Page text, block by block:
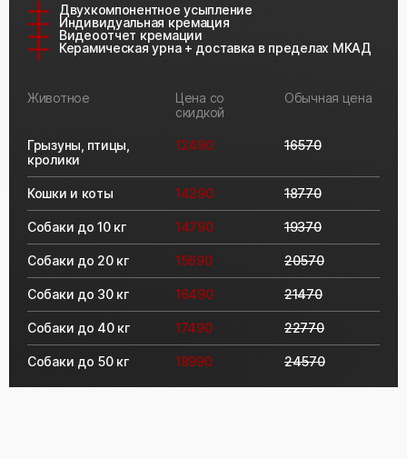
Двухкомпонентное усыпление
Индивидуальная кремация
Видеоотчет кремации
Керамическая урна + доставка в пределах МКАД
Животное
Цена со
скидкой
Обычная цена
Грызуны, птицы,
кролики
12490 16570
Кошки и коты 14290 18770
Собаки до 10 кг 14790 19370
Собаки до 20 кг 15690 20570
Собаки до 30 кг 16490 21470
Собаки до 40 кг 17490 22770
Собаки до 50 кг 18990 24570